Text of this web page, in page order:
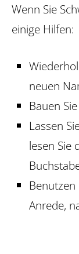
Wenn Sie
einige Hilfen:
neuen
Bauen
Lassen
lesen Sie
Anrede,